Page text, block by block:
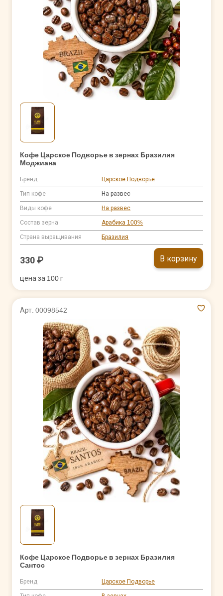
Кофе Царское Подворье в зернах Бразилия
Моджиана
Бренд Царское Подворье
Тип кофе На развес
Виды кофе На развес
Состав зерна Арабика 100%
Страна выращивания Бразилия
330 ₽ В корзину
цена за 100 г
Арт. 00098542
Кофе Царское Подворье в зернах Бразилия
Сантос
Бренд Царское Подворье